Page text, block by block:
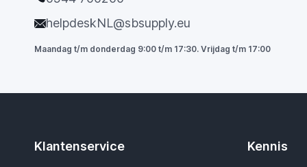
helpdeskNL@sbsupply.eu
Maandag t/m donderdag 9:00 t/m 17:30. Vrijdag t/m 17:00
Klantenservice Kennis